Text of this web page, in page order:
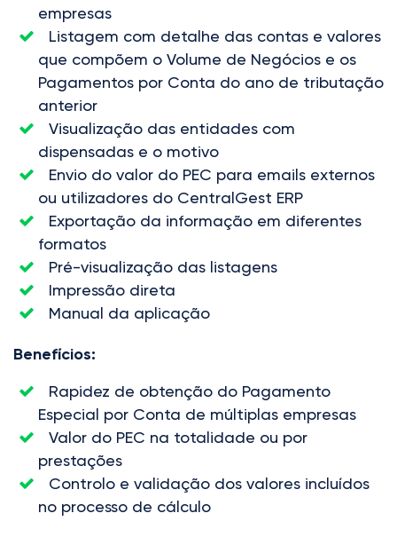
empresas
Listagem com detalhe das contas e valores
que compõem o Volume de Negócios e os
Pagamentos por Conta do ano de tributação
anterior
Visualização das entidades com
dispensadas e o motivo
Envio do valor do PEC para emails externos
ou utilizadores do CentralGest ERP
Exportação da informação em diferentes
formatos
Pré-visualização das listagens
Impressão direta
Manual da aplicação
Benefícios:
Rapidez de obtenção do Pagamento
Especial por Conta de múltiplas empresas
Valor do PEC na totalidade ou por
prestações
Controlo e validação dos valores incluídos
no processo de cálculo